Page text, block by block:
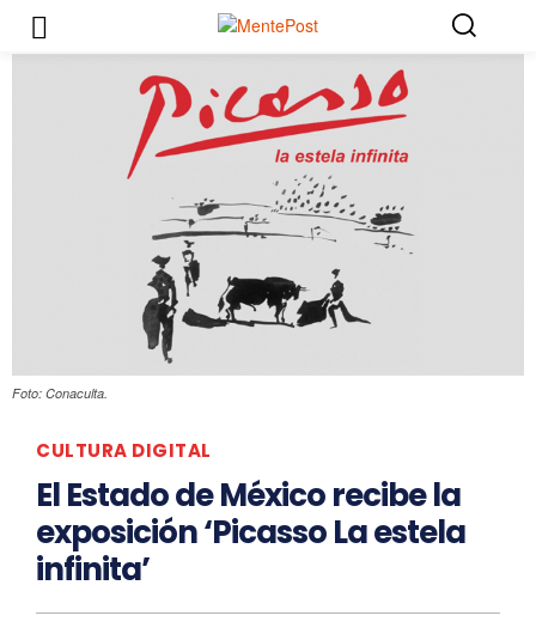
Foto: Conaculta.
CULTURA DIGITAL
El Estado de México recibe la
exposición ‘Picasso La estela
infinita’